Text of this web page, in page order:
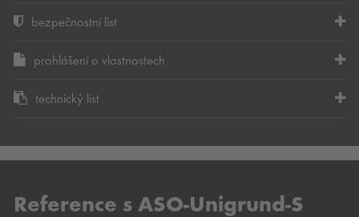
bezpečnostní list
prohlášení o vlastnostech
technický list
Reference s ASO-Unigrund-S